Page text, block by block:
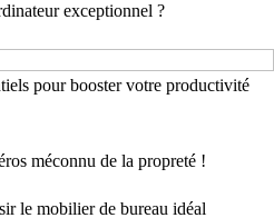
exceptionnel ?
pour booster votre productivité
méconnu de la propreté !
le mobilier de bureau idéal